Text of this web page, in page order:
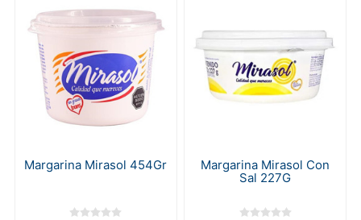
Margarina Mirasol 454Gr
Margarina Mirasol Con
Sal 227G